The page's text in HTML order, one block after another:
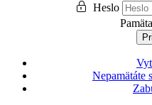
Heslo
Nepamätáte